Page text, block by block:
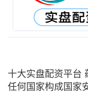
十大实盘配资平台
任何国家构成国家